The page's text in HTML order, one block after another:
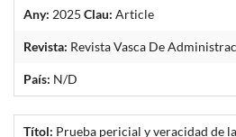
Any: 2025 Clau: Article
Revista: Revista Vasca De
País: N/D
Títol: Prueba pericial y veracidad de